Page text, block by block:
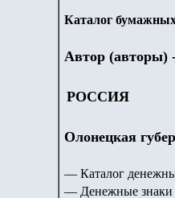
Каталог
Автор (авторы)
РОССИЯ
Олонецкая
— Каталог
— Денежные знаки